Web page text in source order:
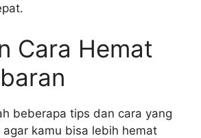
Cara Hemat
beberapa tips dan cara yang
kamu bisa lebih hemat